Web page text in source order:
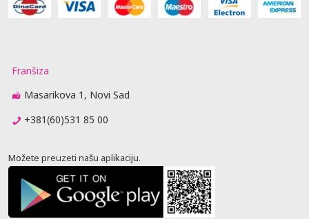
Franšiza
Masarikova 1, Novi Sad
+381(60)531 85 00
Možete preuzeti našu aplikaciju.